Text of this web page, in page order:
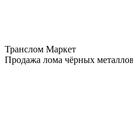
Транслом Маркет
Продажа лома чёрных